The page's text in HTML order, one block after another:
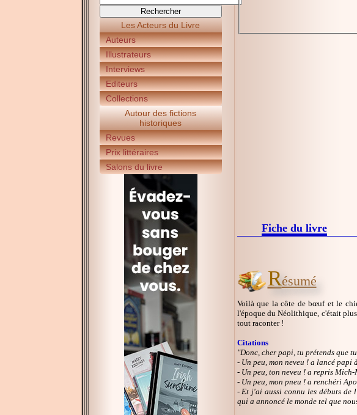
Les Acteurs du Livre
Auteurs
Illustrateurs
Interviews
Editeurs
Collections
Autour des fictions
historiques
Revues
Prix littéraires
Salons du livre
Fiche du livre
Résumé
Voilà que la côte de bœuf et le
l'époque du Néolithique, c'était
tout raconter !
Citations
"Donc, cher papi, tu prétends que
- Un peu, mon neveu ! a lancé papi
- Un peu, ton neveu ! a repris Mich-
- Un peu, mon pneu ! a renchéri
- Et j'ai aussi connu les débuts de
qui a annoncé le monde tel que